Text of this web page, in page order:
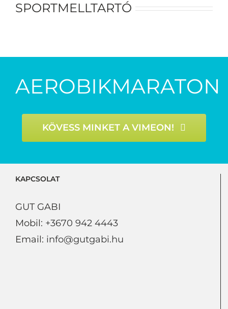
SPORTMELLTARTÓ
AEROBIKMARATON
KÖVESS MINKET A VIMEON!
KAPCSOLAT
GUT GABI
Mobil: +3670 942 4443
Email: info@gutgabi.hu